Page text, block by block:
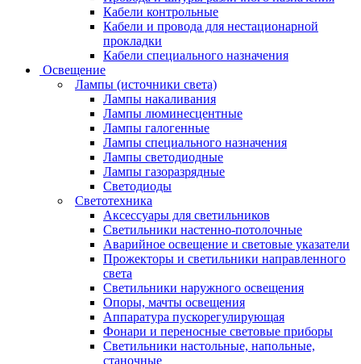
Кабели контрольные
Кабели и провода для нестационарной
прокладки
Кабели специального назначения
Освещение
Лампы (источники света)
Лампы накаливания
Лампы люминесцентные
Лампы галогенные
Лампы специального назначения
Лампы светодиодные
Лампы газоразрядные
Светодиоды
Светотехника
Аксессуары для светильников
Светильники настенно-потолочные
Аварийное освещение и световые указатели
Прожекторы и светильники направленного
света
Светильники наружного освещения
Опоры, мачты освещения
Аппаратура пускорегулирующая
Фонари и переносные световые приборы
Светильники настольные, напольные,
станочные